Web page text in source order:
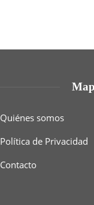
Quiénes somos
Política de Privacidad
Contacto